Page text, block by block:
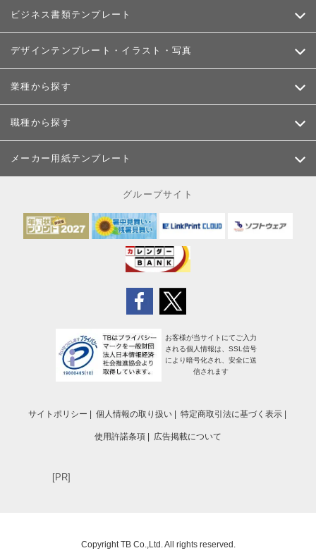
ビジネス書類テンプレート
デザインテンプレート・イラスト・写真
業種から探す
職種から探す
メーカー用紙テンプレート
グループサイト
お客様が当サイトにてご入力
される個人情報は、SSL信号
により暗号化され、安全に送
信されます
サイトポリシー 個人情報の取り扱い 特定商取引法に基づく表示
使用許諾条項 広告掲載について
[PR]
Copyright TB Co.,Ltd. All rights reserved.